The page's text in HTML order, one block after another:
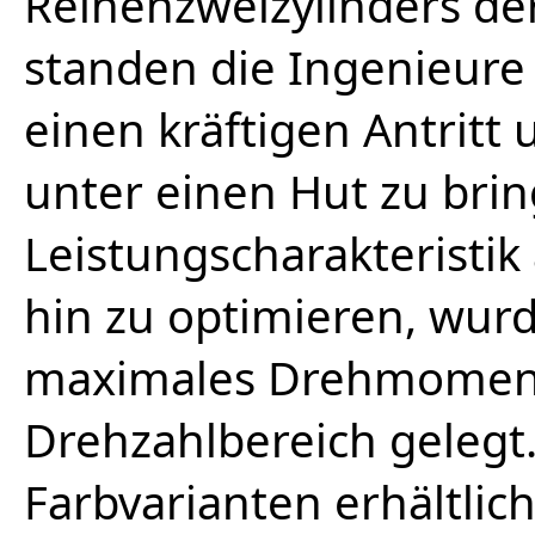
standen die
einen kräftigen Antritt
unter einen Hut zu
hin zu optimieren,
maximales
Drehzahlbereich
Farbvarianten